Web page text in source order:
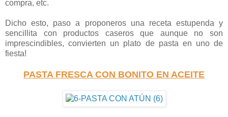
compra, etc.
Dicho esto, paso a proponeros una receta estupenda y
sencillita con productos caseros que aunque no son
imprescindibles, convierten un plato de pasta en uno de
fiesta!
PASTA FRESCA CON BONITO EN ACEITE